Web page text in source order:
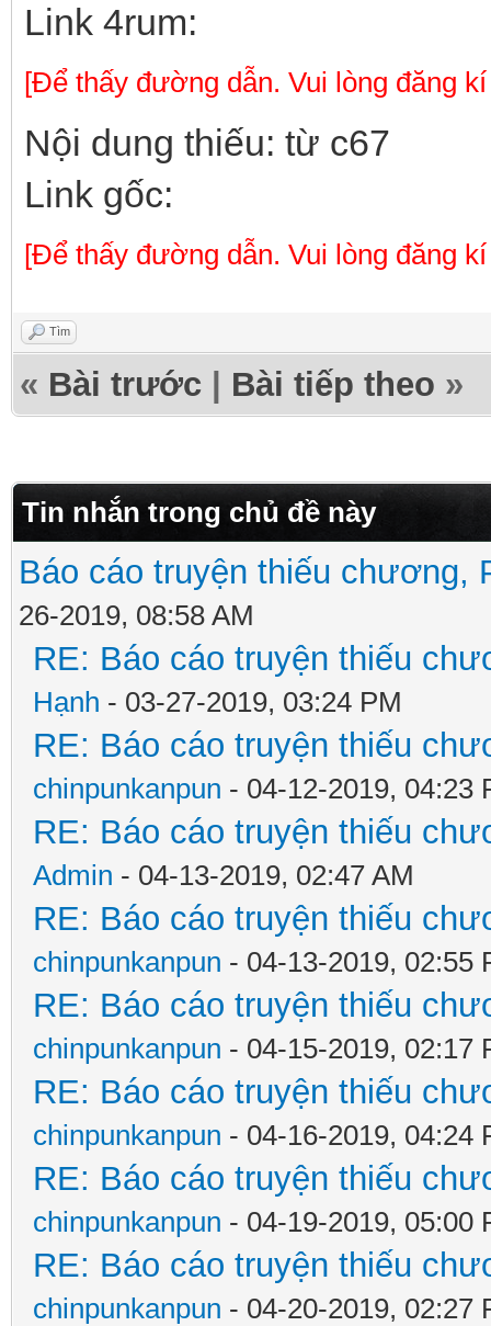
Link 4rum:
[Để thấy đường dẫn. Vui lòng đăng
Nội dung thiếu: từ c67
Link gốc:
[Để thấy đường dẫn. Vui lòng đăng
Tìm
« Bài trước Bài tiếp theo »
Tin nhắn trong chủ đề này
Báo cáo truyện thiếu chương,
26-2019, 08:58 AM
RE: Báo cáo truyện thiếu
Hạnh - 03-27-2019, 03:24 PM
RE: Báo cáo truyện thiếu
chinpunkanpun - 04-12-2019, 04:23
RE: Báo cáo truyện thiếu
Admin - 04-13-2019, 02:47 AM
RE: Báo cáo truyện thiếu
chinpunkanpun - 04-13-2019, 02:55
RE: Báo cáo truyện thiếu
chinpunkanpun - 04-15-2019, 02:17
RE: Báo cáo truyện thiếu
chinpunkanpun - 04-16-2019, 04:24
RE: Báo cáo truyện thiếu
chinpunkanpun - 04-19-2019, 05:00
RE: Báo cáo truyện thiếu
chinpunkanpun - 04-20-2019, 02:27